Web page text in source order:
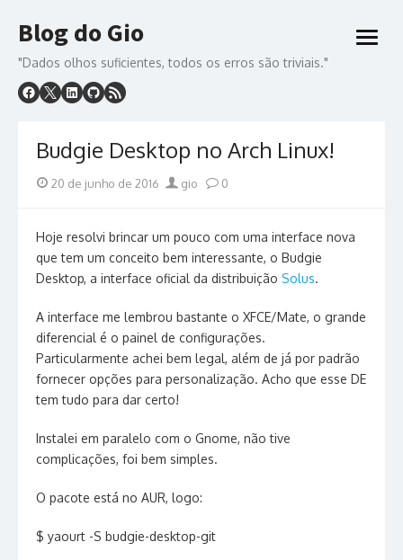
to
content
Blog do Gio
"Dados olhos suficientes, todos os erros são triviais."
open
Budgie Desktop no Arch Linux!
Posted
20 de junho de 2016 Author
gio 0
Hoje resolvi brincar um pouco com uma interface nova
que tem um conceito bem interessante, o Budgie
Desktop, a interface oficial da distribuição Solus.
A interface me lembrou bastante o XFCE/Mate, o grande
diferencial é o painel de configurações.
Particularmente achei bem legal, além de já por padrão
fornecer opções para personalização. Acho que esse DE
tem tudo para dar certo!
Instalei em paralelo com o Gnome, não tive
complicações, foi bem simples.
O pacote está no AUR, logo:
$ yaourt -S budgie-desktop-git